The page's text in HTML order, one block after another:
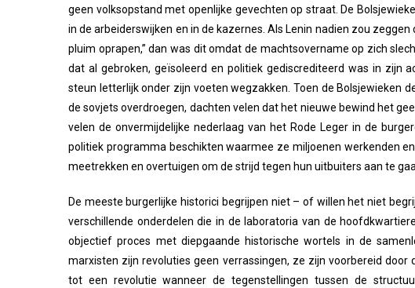
geen volksopstand met openlijke gevechten op straat. De
in de arbeiderswijken en in de kazernes. Als Lenin nadien zou
pluim oprapen,” dan was dit omdat de machtsovername op zich
dat al gebroken, geïsoleerd en politiek gediscrediteerd was in zijn
steun letterlijk onder zijn voeten wegzakken. Toen de Bolsjewieken
de sovjets overdroegen, dachten velen dat het nieuwe bewind het
velen de onvermijdelijke nederlaag van het Rode Leger in de
politiek programma beschikten waarmee ze miljoenen werkenden
meetrekken en overtuigen om de strijd tegen hun uitbuiters aan te
De meeste burgerlijke historici begrijpen niet – of willen het niet
verschillende onderdelen die in de laboratoria van de
objectief proces met diepgaande historische wortels in de
marxisten zijn revoluties geen verrassingen, ze zijn voorbereid
tot een revolutie wanneer de tegenstellingen tussen de